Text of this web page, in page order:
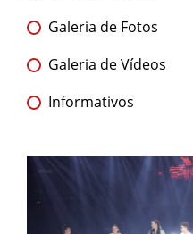
Galeria de Fotos
Galeria de Vídeos
Informativos